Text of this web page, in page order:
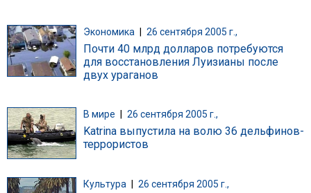
Экономика 26 сентября 2005 г.,
Почти 40 млрд долларов потребуются
для восстановления Луизианы после
двух ураганов
В мире 26 сентября 2005 г.,
Katrina выпустила на волю 36 дельфинов-
террористов
Культура | 26 сентября 2005 г.,